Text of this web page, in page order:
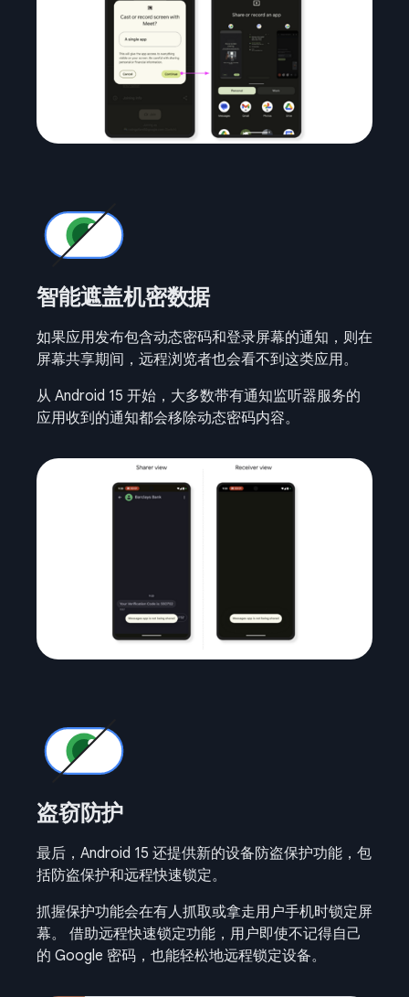
智能遮盖机密数据
如果应用发布包含动态密码和登录屏幕的通知，则在
屏幕共享期间，远程浏览者也会看不到这类应用。
从 Android 15 开始，大多数带有通知监听器服务的
应用收到的通知都会移除动态密码内容。
盗窃防护
最后，Android 15 还提供新的设备防盗保护功能，包
括防盗保护和远程快速锁定。
抓握保护功能会在有人抓取或拿走用户手机时锁定屏
幕。 借助远程快速锁定功能，用户即使不记得自己
的 Google 密码，也能轻松地远程锁定设备。